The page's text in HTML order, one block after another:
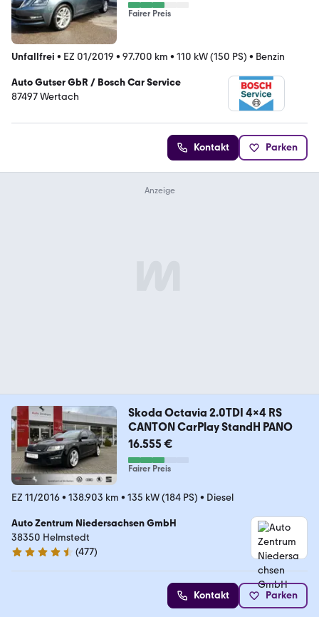
Fairer Preis
Unfallfrei • EZ 01/2019 • 97.700 km • 110 kW (150 PS) • Benzin
Auto Gutser GbR / Bosch Car Service
87497 Wertach
Kontakt Parken
Skoda Octavia 2.0TDI 4x4 RS
CANTON CarPlay StandH PANO
16.555 €
Fairer Preis
EZ 11/2016• 138.903 km • 135 kW (184 PS) • Diesel
Auto Zentrum Niedersachsen GmbH
38350 Helmstedt
4.5 Sterne
(477)
Kontakt Parken